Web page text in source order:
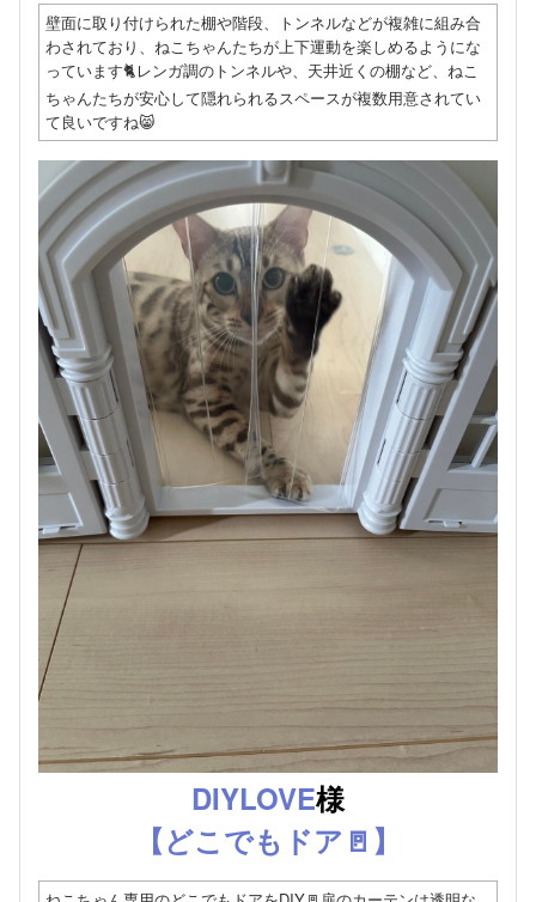
壁面に取り付けられた棚や階段、トンネルなどが複雑に組み合
わされており、ねこちゃんたちが上下運動を楽しめるようにな
っています🐈レンガ調のトンネルや、天井近くの棚など、ねこ
ちゃんたちが安心して隠れられるスペースが複数用意されてい
て良いですね😸
DIYLOVE様
【どこでもドア🚪】